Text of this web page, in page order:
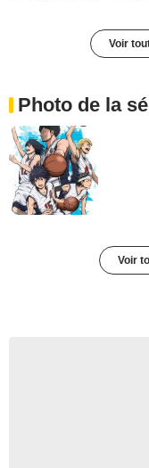
Voir
Photo de la
Voir